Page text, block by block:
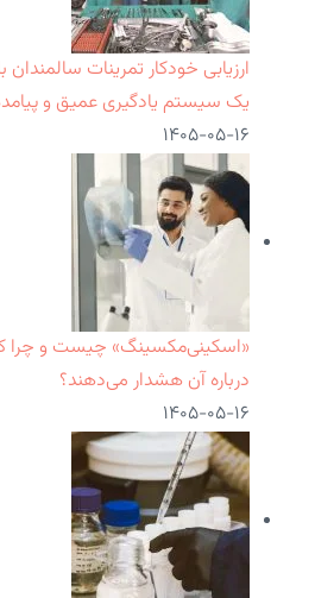
ارزیابی خودکار تمرینات سالمندان
یک سیستم یادگیری عمیق و
۱۴۰۵-۰۵-۱۶
«اسکینی‌مکسینگ» چیست و چرا
درباره آن هشدار می‌دهند؟
۱۴۰۵-۰۵-۱۶